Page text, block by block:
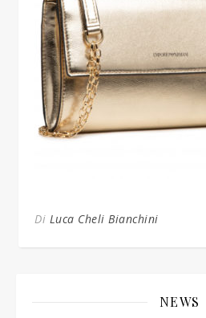
Di Luca Cheli Bianchini
NEWS